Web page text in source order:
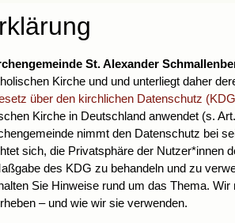
St. Alexander
Kirche und und unterliegt daher
über den kirchlichen Datenschutz
Kirche in Deutschland anwendet (s.
nimmt den Datenschutz bei
sich, die Privatsphäre der Nutzer*innen
des KDG zu behandeln und zu
Sie Hinweise rund um das Thema.
– und wie wir sie verwenden.